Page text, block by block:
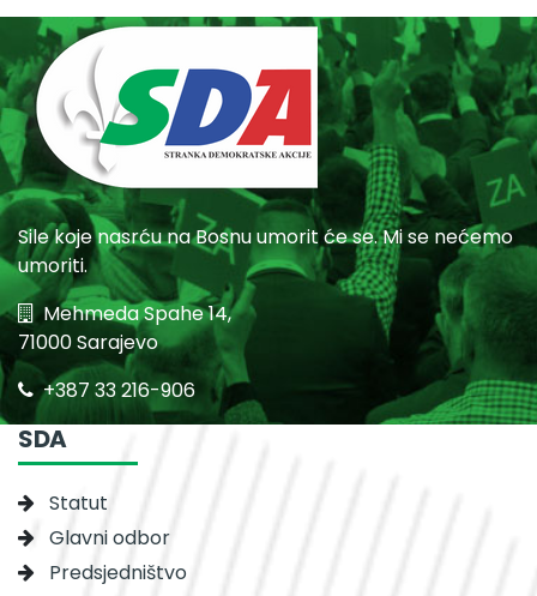
Sile koje nasrću na Bosnu umorit će se. Mi se nećemo
umoriti.
Mehmeda Spahe 14,
71000 Sarajevo
+387 33 216-906
SDA
Statut
Glavni odbor
Predsjedništvo